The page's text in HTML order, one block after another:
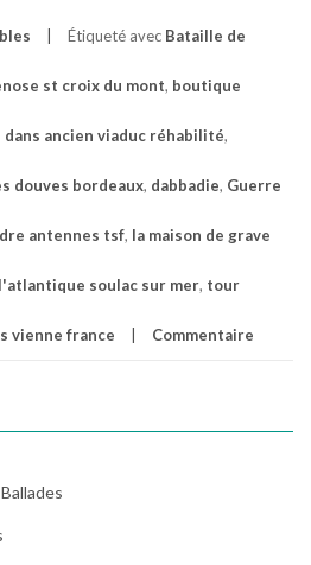
Étiqueté avec Bataille de
st croix du mont, boutique
dans ancien viaduc réhabilité,
douves bordeaux, dabbadie, Guerre
antennes tsf, la maison de grave
soulac sur mer, tour
vienne france Commentaire